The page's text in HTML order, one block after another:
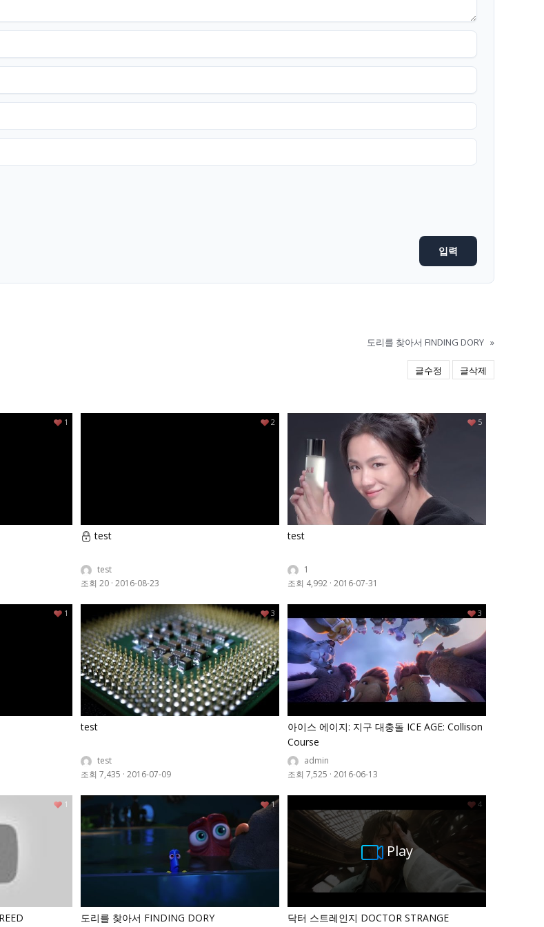
도리를 찾아서 FINDING DORY »
글수정 글삭제
1
test
test
조회 20 · 2016-08-23
2
test
1
조회 4,992 · 2016-07-31
5
1
test
test
조회 7,435 · 2016-07-09
3
아이스 에이지: 지구 대충돌 ICE AGE: Collison
Course
admin
조회 7,525 · 2016-06-13
3
1
도리를 찾아서 FINDING DORY
1
닥터 스트레인지 DOCTOR STRANGE
4
Play